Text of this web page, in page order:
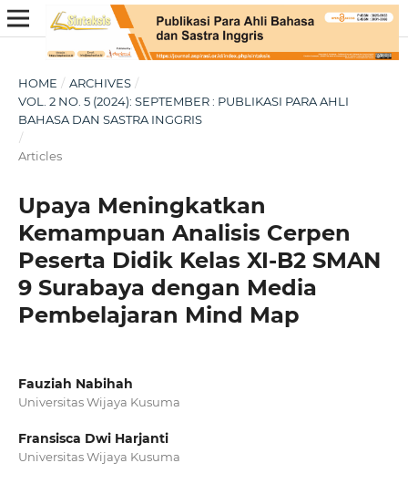
HOME / ARCHIVES /
VOL. 2 NO. 5 (2024): SEPTEMBER : PUBLIKASI PARA AHLI
BAHASA DAN SASTRA INGGRIS
/
Articles
Upaya Meningkatkan
Kemampuan Analisis Cerpen
Peserta Didik Kelas XI-B2 SMAN
9 Surabaya dengan Media
Pembelajaran Mind Map
Fauziah Nabihah
Universitas Wijaya Kusuma
Fransisca Dwi Harjanti
Universitas Wijaya Kusuma